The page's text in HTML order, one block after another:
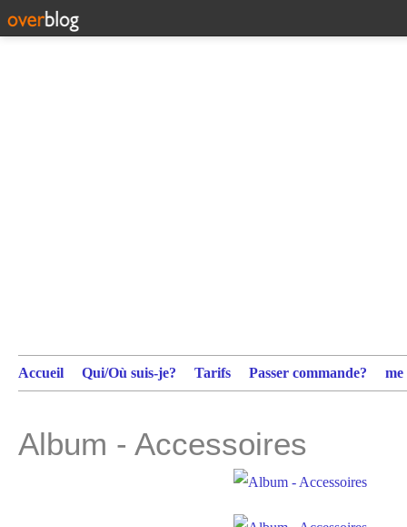
Accueil Qui/Où suis-je? Tarifs Passer commande?
Album - Accessoires